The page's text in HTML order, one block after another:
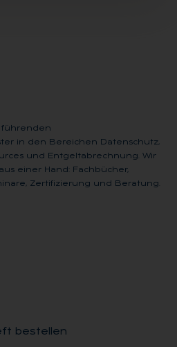
führenden
in den Bereichen Datenschutz,
und Entgeltabrechnung. Wir
einer Hand: Fachbücher,
Zertifizierung und Beratung.
bestellen